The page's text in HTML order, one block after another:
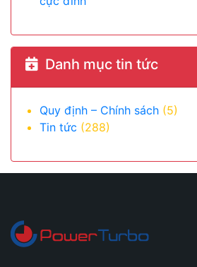
Danh mục tin tức
Quy định – Chính sách (5)
Tin tức (288)